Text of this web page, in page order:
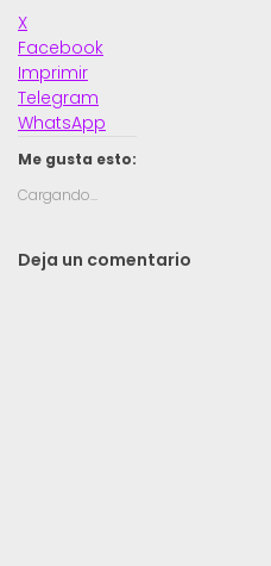
X
Facebook
Imprimir
Telegram
WhatsApp
Me gusta esto:
Cargando...
Deja un comentario